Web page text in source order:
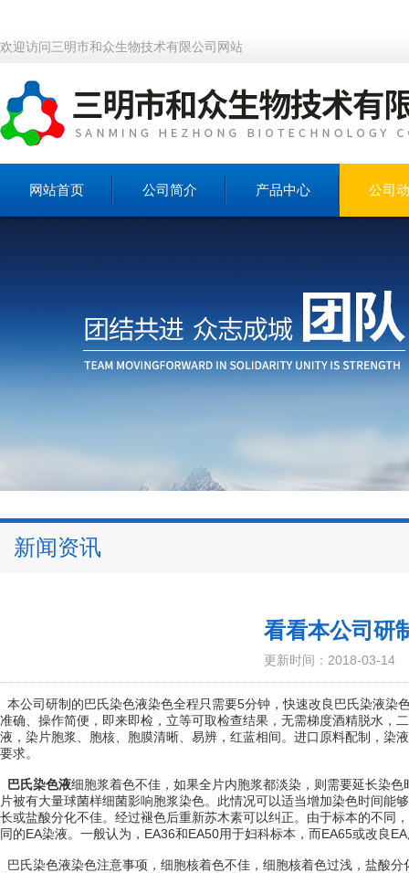
欢迎访问三明市和众生物技术有限公司网站
网站首页 公司简介 产品中心 公司
新闻资讯
看看本公司研
更新时间：2018-03-14
本公司研制的巴氏染色液染色全程只需要5分钟，快速改良巴氏染液
准确、操作简便，即来即检，立等可取检查结果，无需梯度酒精脱水，
液，染片胞浆、胞核、胞膜清晰、易辨，红蓝相间。进口原料配制，染
要求。
巴氏染色液细胞浆着色不佳，如果全片内胞浆都淡染，则需要延长染
片被有大量球菌样细菌影响胞浆染色。此情况可以适当增加染色时间
长或盐酸分化不佳。经过褪色后重新苏木素可以纠正。由于标本的不同
同的EA染液。一般认为，EA36和EA50用于妇科标本，而EA65或改良
巴氏染色液染色注意事项，细胞核着色不佳，细胞核着色过浅，盐酸